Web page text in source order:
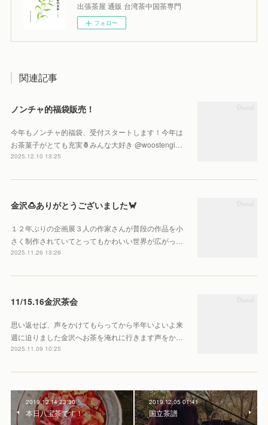
出張茶屋 通販 台湾茶中国茶専門
フォロー
関連記事
ノンチャ的福袋販売！
今年もノンチャ的福袋、受付スタートします！今年は
お茶菓子がとても充実🍍みんな大好き @woostengi…
2025.12.10 13:25
金沢🍮ありがとうございました🦀
１２年ぶりの企画展３人の作家さんが普段の作品を小
さく制作されていてとってもかわいい世界が広がっ…
2025.11.26 13:26
11/15.16金沢茶会
思い返せば、声をかけてもらってから半年いよいよ来
週に迫りました金沢へお茶を淹れに行きます声をか…
2025.11.09 10:25
2019.12.14 23:30
本日八宝茶です！
2019.12.05 01:41
国立茶譜